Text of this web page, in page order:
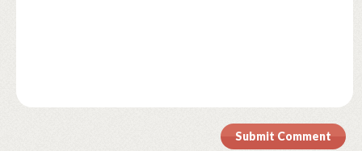
Submit Comment